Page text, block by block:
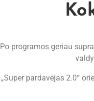
Po programos geriau
„Super pardavėjas 2.0“